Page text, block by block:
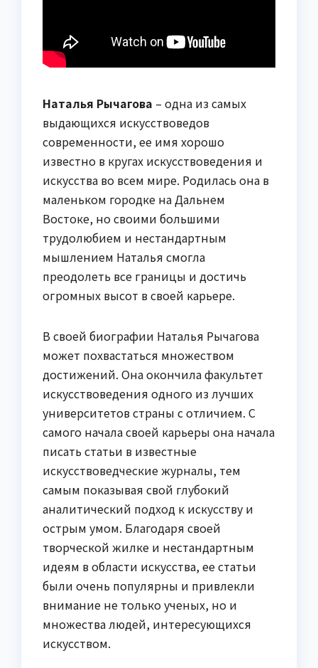
Наталья Рычагова – одна из самых
выдающихся искусствоведов
современности, ее имя хорошо
известно в кругах искусствоведения и
искусства во всем мире. Родилась она в
маленьком городке на Дальнем
Востоке, но своими большими
трудолюбием и нестандартным
мышлением Наталья смогла
преодолеть все границы и достичь
огромных высот в своей карьере.
В своей биографии Наталья Рычагова
может похвастаться множеством
достижений. Она окончила факультет
искусствоведения одного из лучших
университетов страны с отличием. С
самого начала своей карьеры она начала
писать статьи в известные
искусствоведческие журналы, тем
самым показывая свой глубокий
аналитический подход к искусству и
острым умом. Благодаря своей
творческой жилке и нестандартным
идеям в области искусства, ее статьи
были очень популярны и привлекли
внимание не только ученых, но и
множества людей, интересующихся
искусством.